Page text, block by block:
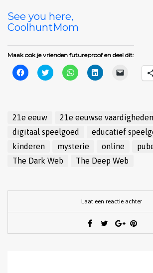
See you here,
CoolhuntMom
Maak ook je vrienden futureproof en deel dit:
Klik
om
in
een
nieuw
venster
geopend)
Klik
om
een
nieuw
venster
geopend)
Klik
om
in
een
nieuw
venster
geopend)
Klik
om
in
een
nieuw
venster
geopend)
een
vriend
(Wordt
in
nieuw
venster
geopend)
21e eeuw 21e eeuwse vaardigheden
digitaal speelgoed
educatief
kinderen
mysterie online
The Dark Web
The Deep Web
Laat een reactie achter